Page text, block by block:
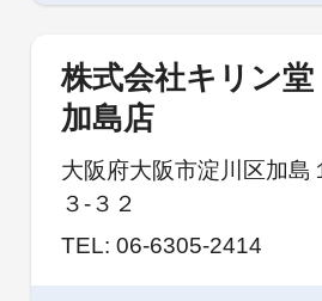
株式会社キリン
加島店
大阪府大阪市淀川区加島
３-３２
TEL: 06-6305-2414